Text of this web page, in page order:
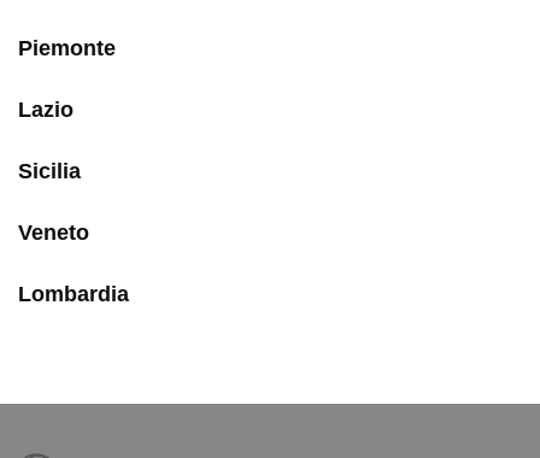
Piemonte
Lazio
Sicilia
Veneto
Lombardia